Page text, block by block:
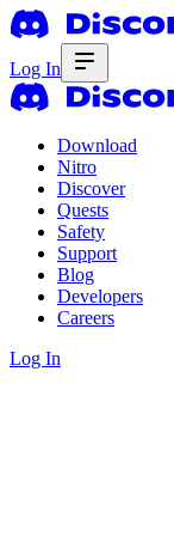
Log In
Download
Nitro
Discover
Quests
Safety
Support
Blog
Developers
Careers
Log In